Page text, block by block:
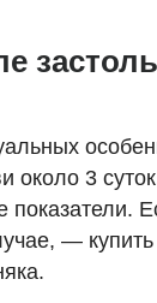
около 3
—